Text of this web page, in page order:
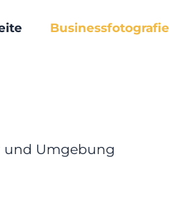
Businessfotografie
und Umgebung